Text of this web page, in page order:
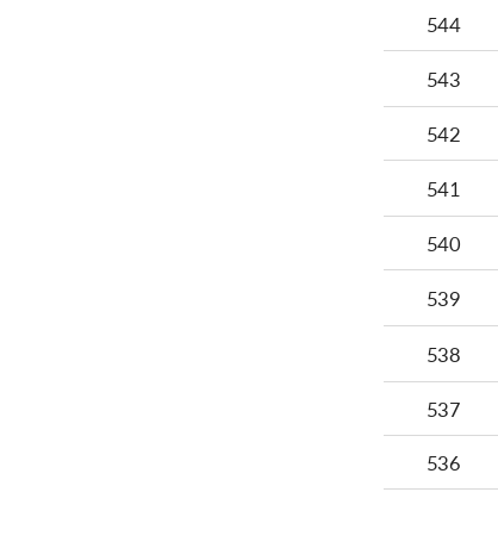
544
543
542
541
540
539
538
537
536